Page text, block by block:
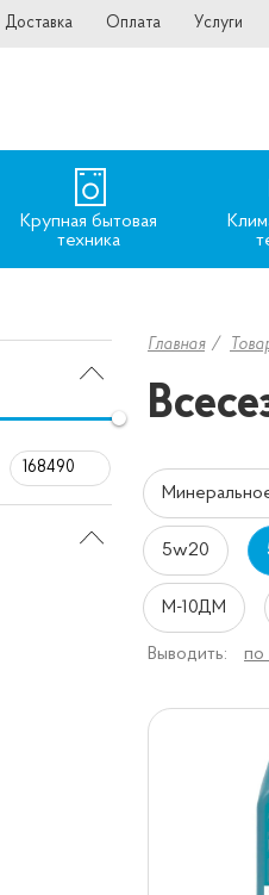
Доставка Оплата Услуги
Крупная бытовая
техника
Главная
5w20
М-10ДМ
Выводить: по